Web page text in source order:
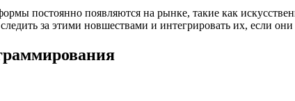
постоянно появляются на рынке, такие как
за этими новшествами и интегрировать их, если